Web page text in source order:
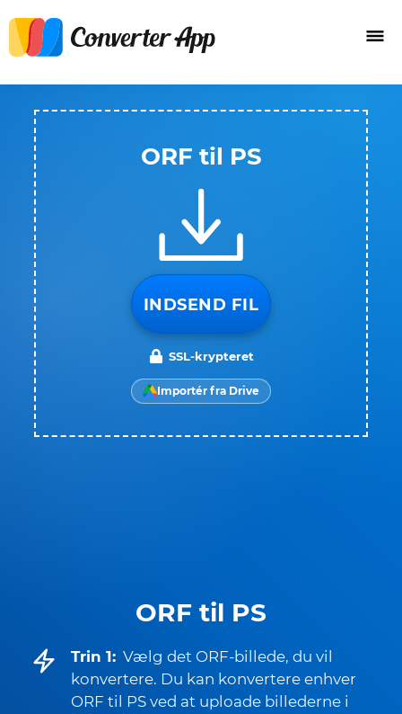
ORF til PS
Trin 1: Vælg det ORF-billede, du vil
konvertere. Du kan konvertere enhver
ORF til PS ved at uploade billederne i
ORF til PS
INDSEND FIL
SSL-krypteret
Importér fra Drive